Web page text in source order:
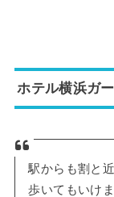
ホテル横浜ガ
駅からも割と近
歩いてもいけま